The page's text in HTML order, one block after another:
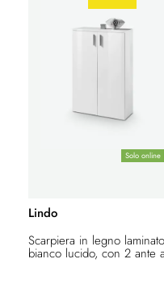
Solo online
Lindo
Scarpiera in legno laminato
bianco lucido, con 2 ante